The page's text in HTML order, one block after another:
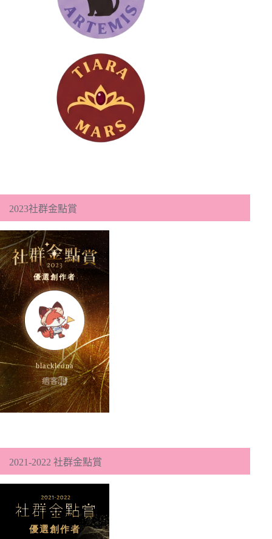
2023社群金點賞
2021-2022 社群金點賞